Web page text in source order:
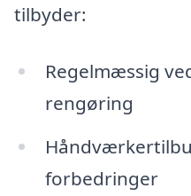
tilbyder:
Regelmæssig
rengøring
forbedringer